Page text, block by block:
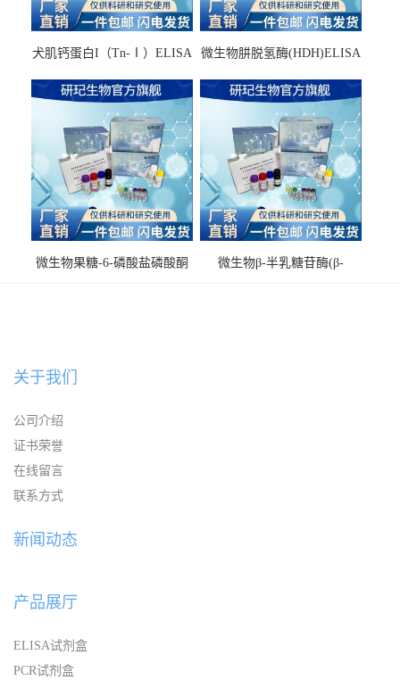
犬肌钙蛋白I（Tn-Ⅰ）ELISA
微生物肼脱氢酶(HDH)ELISA
微生物果糖-6-磷酸盐磷酸酮
微生物β-半乳糖苷酶(β-
关于我们
公司介绍
证书荣誉
在线留言
联系方式
新闻动态
产品展厅
ELISA试剂盒
PCR试剂盒